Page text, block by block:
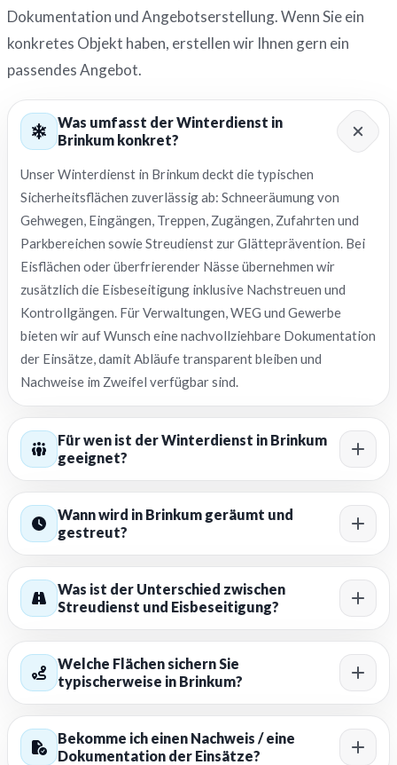
Dokumentation und Angebotserstellung. Wenn Sie ein
konkretes Objekt haben, erstellen wir Ihnen gern ein
passendes Angebot.
Was umfasst der Winterdienst in
Brinkum konkret?
Unser Winterdienst in Brinkum deckt die typischen
Sicherheitsflächen zuverlässig ab: Schneeräumung von
Gehwegen, Eingängen, Treppen, Zugängen, Zufahrten und
Parkbereichen sowie Streudienst zur Glätteprävention. Bei
Eisflächen oder überfrierender Nässe übernehmen wir
zusätzlich die Eisbeseitigung inklusive Nachstreuen und
Kontrollgängen. Für Verwaltungen, WEG und Gewerbe
bieten wir auf Wunsch eine nachvollziehbare Dokumentation
der Einsätze, damit Abläufe transparent bleiben und
Nachweise im Zweifel verfügbar sind.
Für wen ist der Winterdienst in Brinkum
geeignet?
Wann wird in Brinkum geräumt und
gestreut?
Was ist der Unterschied zwischen
Streudienst und Eisbeseitigung?
Welche Flächen sichern Sie
typischerweise in Brinkum?
Bekomme ich einen Nachweis / eine
Dokumentation der Einsätze?